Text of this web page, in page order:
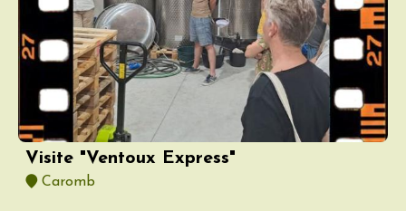
Visite "Ventoux Express"
Caromb